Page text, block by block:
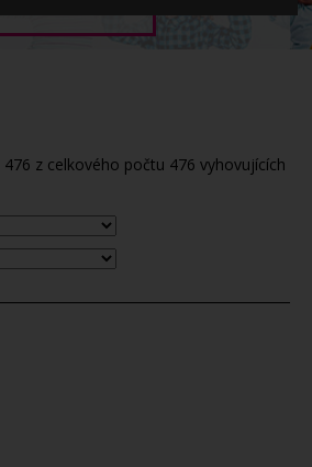
476 z celkového počtu 476 vyhovujících